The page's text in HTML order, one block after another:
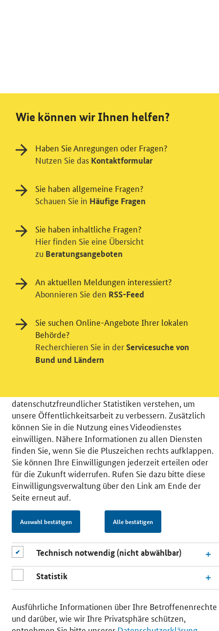
© 2026 Bundesministerium für Wirtschaft und Energie
RSS
Benutzerhinweise
Inhaltsverzeichnis
Impressum
Barrierefreiheit
Datenschutz
Einwilligungsverwaltung
Einwilligung in Tracking und / oder
Videodienst
datenschutzfreundlicher Statistiken verstehen, um
unsere Öffentlichkeitsarbeit zu verbessern. Zusätzlich
können Sie in die Nutzung eines Videodienstes
einwilligen. Nähere Informationen zu allen Diensten
finden Sie, wenn Sie die Pluszeichen rechts aufklappen.
Sie können Ihre Einwilligungen jederzeit erteilen oder
für die Zukunft widerrufen. Rufen Sie dazu bitte diese
Einwilligungsverwaltung über den Link am Ende der
Seite erneut auf.
Auswahl bestätigen Alle bestätigen
Technisch notwendig (nicht abwählbar)
Statistik
Ausführliche Informationen über Ihre Betroffenenrechte
und darüber, wie wir Ihre Privatsphäre schützen,
Wie können wir Ihnen helfen?
Haben Sie Anregungen oder Fragen?
Nutzen Sie das Kontaktformular
Sie haben allgemeine Fragen?
Schauen Sie in Häufige Fragen
Sie haben inhaltliche Fragen?
Hier finden Sie eine Übersicht
zu Beratungsangeboten
An aktuellen Meldungen interessiert?
Abonnieren Sie den RSS-Feed
Sie suchen Online-Angebote Ihrer lokalen
Behörde?
Recherchieren Sie in der Servicesuche von
Bund und Ländern